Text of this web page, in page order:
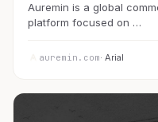
Auremin is a global
platform focused on …
auremin.com· Arial